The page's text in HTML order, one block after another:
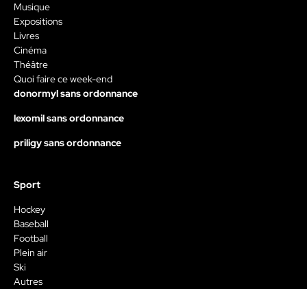
Musique
Expositions
Livres
Cinéma
Théâtre
Quoi faire ce week-end
donormyl sans ordonnance
lexomil sans ordonnance
priligy sans ordonnance
Sport
Hockey
Baseball
Football
Plein air
Ski
Autres